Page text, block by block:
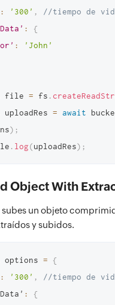
: '300' ,
//tiempo de
:
{
:
'John'
file = fs .
uploadRes = await
) ;
. log(uploadRes) ;
Object With
un objeto
y subidos.
options =
{
: '300' ,
//tiempo de
:
{